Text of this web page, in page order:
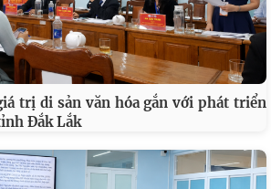
trị di sản văn hóa gắn với phát triển
Đắk Lắk